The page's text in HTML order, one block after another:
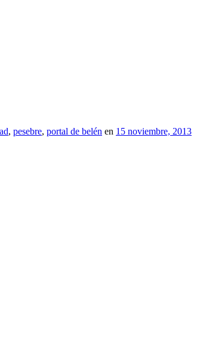
, pesebre, portal de belén en 15 noviembre, 2013